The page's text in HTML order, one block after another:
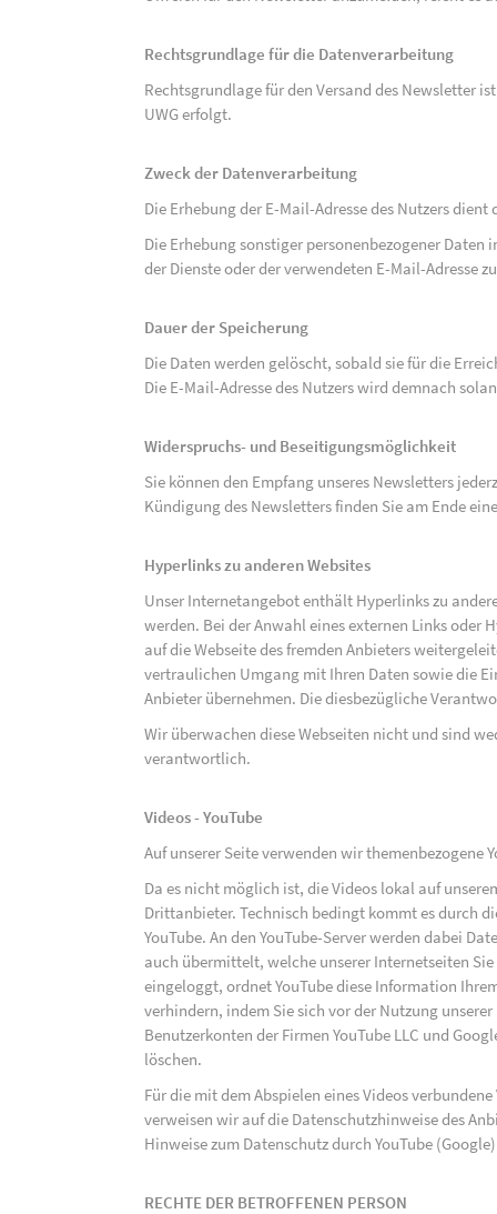
Rechtsgrundlage für die Datenverarbeitung
Rechtsgrundlage für den Versand des Newsletter ist
UWG erfolgt.
Zweck der Datenverarbeitung
Die Erhebung der E-Mail-Adresse des Nutzers
Die Erhebung sonstiger personenbezogener
der Dienste oder der verwendeten E-Mail-Adresse
Dauer der Speicherung
Die Daten werden gelöscht, sobald sie für die
Die E-Mail-Adresse des Nutzers wird demnach
Widerspruchs- und Beseitigungsmöglichkeit
Sie können den Empfang unseres Newsletters
Kündigung des Newsletters finden Sie am Ende
Hyperlinks zu anderen Websites
Unser Internetangebot enthält Hyperlinks zu
werden. Bei der Anwahl eines externen Links oder
auf die Webseite des fremden Anbieters
vertraulichen Umgang mit Ihren Daten sowie die
Anbieter übernehmen. Die diesbezügliche
Wir überwachen diese Webseiten nicht und sind
verantwortlich.
Videos - YouTube
Auf unserer Seite verwenden wir
Da es nicht möglich ist, die Videos lokal auf
Drittanbieter. Technisch bedingt kommt es durch
YouTube. An den YouTube-Server werden dabei
auch übermittelt, welche unserer Internetseiten
eingeloggt, ordnet YouTube diese Information
verhindern, indem Sie sich vor der Nutzung
Benutzerkonten der Firmen YouTube LLC und
löschen.
Für die mit dem Abspielen eines Videos
verweisen wir auf die Datenschutzhinweise des
Hinweise zum Datenschutz durch YouTube
RECHTE DER BETROFFENEN PERSON